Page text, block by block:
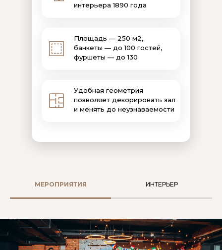
интерьера 1890 года
Площадь — 250 м2,
банкеты — до 100 гостей,
фуршеты — до 130
Удобная геометрия
позволяет декорировать зал
и менять до неузнаваемости
МЕРОПРИЯТИЯ ИНТЕРЬЕР